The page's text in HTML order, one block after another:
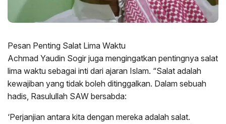
Pesan Penting Salat Lima Waktu
Achmad Yaudin Sogir juga mengingatkan pentingnya salat
lima waktu sebagai inti dari ajaran Islam. “Salat adalah
kewajiban yang tidak boleh ditinggalkan. Dalam sebuah
hadis, Rasulullah SAW bersabda:
‘Perjanjian antara kita dengan mereka adalah salat.